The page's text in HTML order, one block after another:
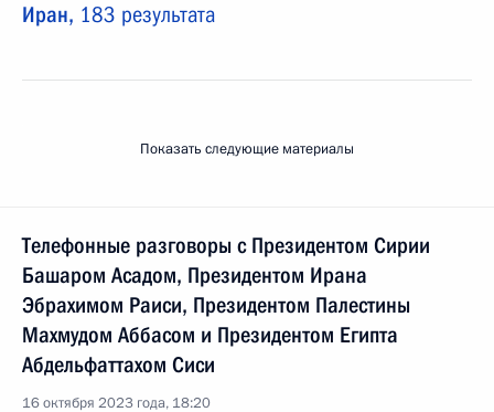
Иран, 183 результата
Показать следующие материалы
Телефонные разговоры с Президентом Сирии
Башаром Асадом, Президентом Ирана
Эбрахимом Раиси, Президентом Палестины
Махмудом Аббасом и Президентом Египта
Абдельфаттахом Сиси
16 октября 2023 года, 18:20